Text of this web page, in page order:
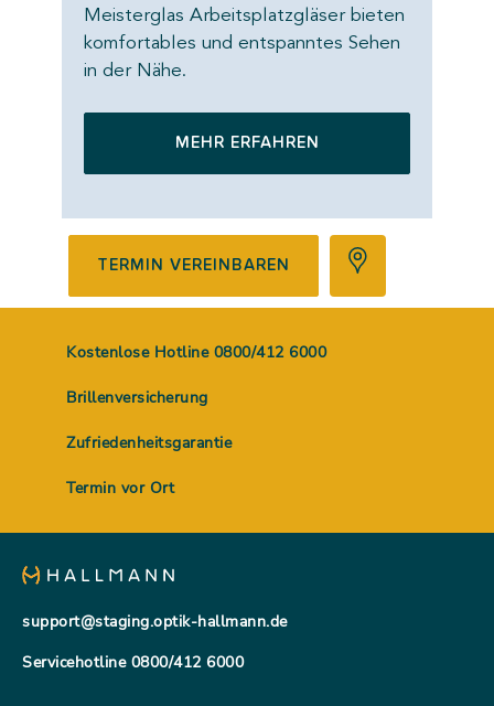
Meisterglas Arbeitsplatzgläser bieten
komfortables und entspanntes Sehen
in der Nähe.
MEHR ERFAHREN
TERMIN VEREINBAREN
Kostenlose Hotline 0800/412 6000
Brillenversicherung
Zufriedenheitsgarantie
Termin vor Ort
support@staging.optik-hallmann.de
Servicehotline 0800/412 6000